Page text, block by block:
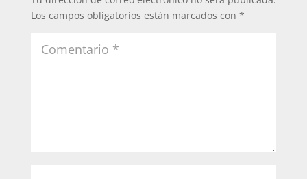
Los campos obligatorios están marcados con *